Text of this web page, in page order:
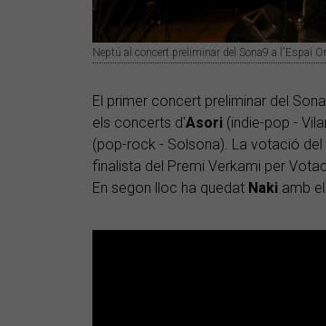
Neptú al concert preliminar del Sona9 a l'Espai
El primer concert preliminar del
els concerts d'Asori (indie-pop -
(pop-rock - Solsona). La votació
finalista del Premi Verkami per
En segon lloc ha quedat Naki amb